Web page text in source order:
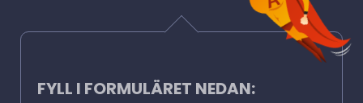
FYLL I FORMULÄRET NEDAN: